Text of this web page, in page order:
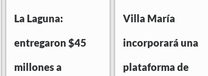
La Laguna:
entregaron $45
millones a
Villa María
incorporará una
plataforma de